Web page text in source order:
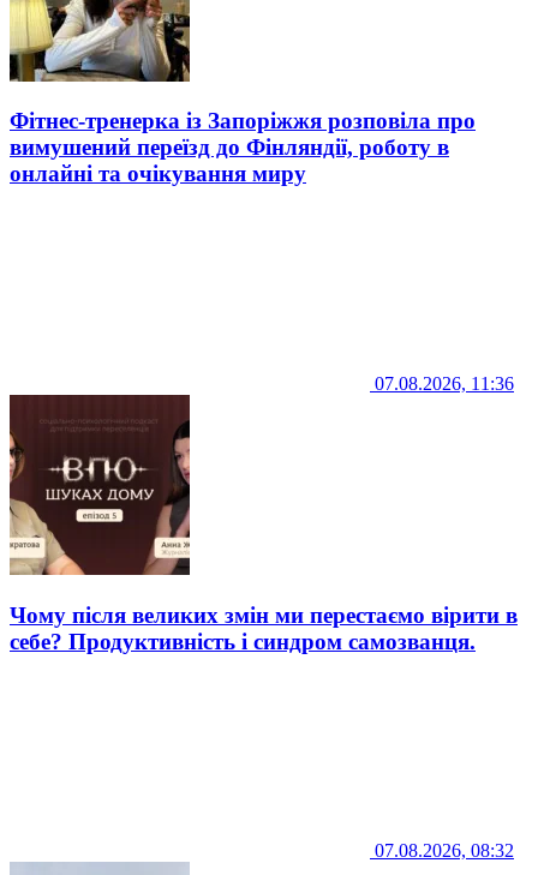
Фітнес-тренерка із Запоріжжя розповіла про
вимушений переїзд до Фінляндії, роботу в
онлайні та очікування миру
07.08.2026, 11:36
Чому після великих змін ми перестаємо вірити в
себе? Продуктивність і синдром самозванця.
07.08.2026, 08:32